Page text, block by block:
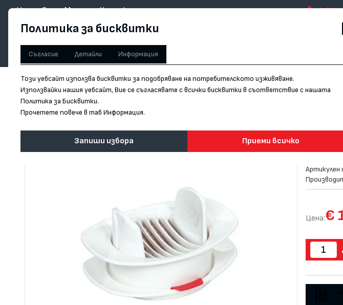
НачалоЗа насМагазиниКонтакти 0899
НОЖОВЕ АКСЕСОАРИЗАТОЧВАНЕ
Начало / Уред за рязане на домат и моцарела Tescoma Handy
Артикулен
Цена:€
Политика за бисквитки
Съгласие Детайли Информация
Този уебсайт използва бисквитки за подобряване на потребителското изживяване.
Използвайки нашия уебсайт, Вие се съгласявате с всички бисквитки в съответствие с нашата
Политика за Бисквитки.
Прочетете повече в таб Информация.
Запиши избора Приеми всичко